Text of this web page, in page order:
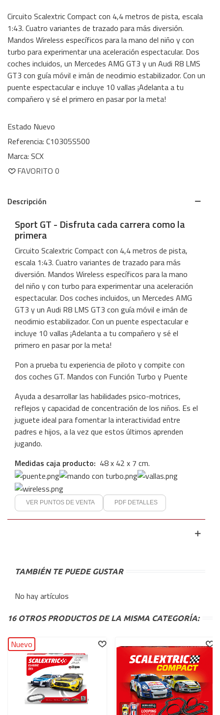
Circuito Scalextric Compact con 4,4 metros de pista, escala
1:43. Cuatro variantes de trazado para más diversión.
Mandos Wireless específicos para la mano del niño y con
turbo para experimentar una aceleración espectacular. Dos
coches incluidos, un Mercedes AMG GT3 y un Audi R8 LMS
GT3 con guía móvil e imán de neodimio estabilizador. Con un
puente espectacular e incluye 10 vallas ¡Adelanta a tu
compañero y sé el primero en pasar por la meta!
Estado Nuevo
Referencia: C10305S500
Marca: SCX
FAVORITO 0
Descripción
Sport GT - Disfruta cada carrera como la
primera
Circuito Scalextric Compact con 4,4 metros de pista,
escala 1:43. Cuatro variantes de trazado para más
diversión. Mandos Wireless específicos para la mano
del niño y con turbo para experimentar una aceleración
espectacular. Dos coches incluidos, un Mercedes AMG
GT3 y un Audi R8 LMS GT3 con guía móvil e imán de
neodimio estabilizador. Con un puente espectacular e
incluye 10 vallas ¡Adelanta a tu compañero y sé el
primero en pasar por la meta!
Pon a prueba tu experiencia de piloto y compite con
dos coches GT. Mandos con Función Turbo y Puente
Ayuda a desarrollar las habilidades psico-motrices,
reflejos y capacidad de concentración de los niños. Es el
juguete ideal para fomentar la interactividad entre
padres e hijos, a la vez que estos últimos aprenden
jugando.
Medidas caja producto: 48x 42 x 7 cm.
VER PUNTOS DE VENTA PDF DETALLES
TAMBIÉN TE PUEDE GUSTAR
No hay artículos
16 OTROS PRODUCTOS DE LA MISMA CATEGORÍA:
Nuevo